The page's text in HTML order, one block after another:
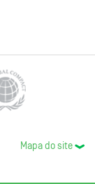
Mapa do site